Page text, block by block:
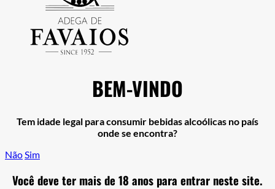
BEM-VINDO
Tem idade legal para consumir bebidas alcoólicas no país
onde se encontra?
NãoSim
Você deve ter mais de 18 anos para entrar neste site.